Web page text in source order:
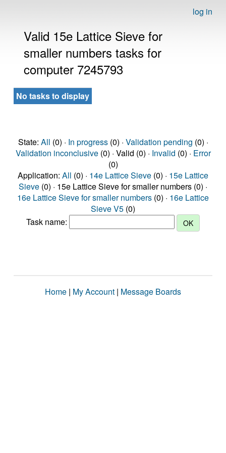
log in
Valid 15e Lattice Sieve for
smaller numbers tasks for
computer 7245793
No tasks to display
State: All (0) · In progress(0) · Validation pending (0) ·
Validation inconclusive(0) · Valid (0) · Invalid (0) · Error
(0)
Application: All (0) · 14e Lattice Sieve (0) · 15e Lattice
Sieve (0) · 15e Lattice Sieve for smaller numbers (0) ·
16e Lattice Sieve for smaller numbers (0) · 16e Lattice
Sieve V5 (0)
Task name:
Home | My Account | Message Boards